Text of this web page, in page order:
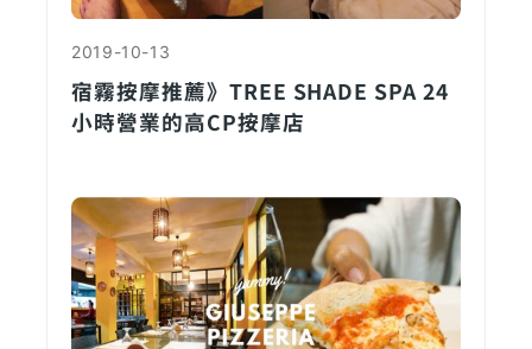
2019-10-13
宿霧按摩推薦》TREE SHADE SPA 24
小時營業的高CP按摩店